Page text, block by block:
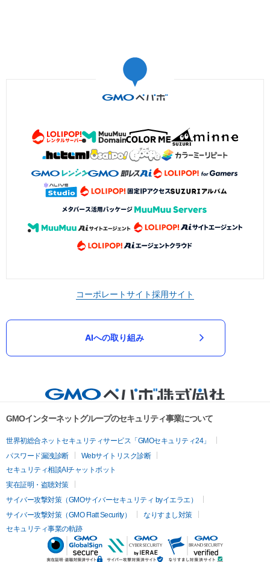
コーポレートサイト採用サイト
AIへの取り組み
GMOインターネットグループのセキュリティ事業について
世界初総合ネットセキュリティサービス「GMOセキュリティ24」
パスワード漏洩診断
Webサイトリスク診断
セキュリティ相談AIチャットボット
実在証明・盗聴対策
サイバー攻撃対策（GMOサイバーセキュリティ byイエラエ）
サイバー攻撃対策（GMO Flatt Security）
なりすまし対策
セキュリティ事業の軌跡